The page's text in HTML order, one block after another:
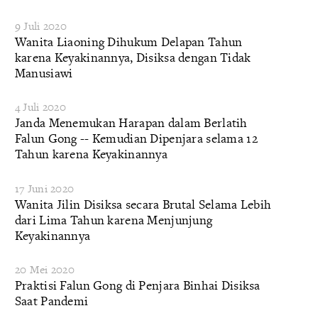
9 Juli 2020
Wanita Liaoning Dihukum Delapan Tahun
karena Keyakinannya, Disiksa dengan Tidak
Manusiawi
4 Juli 2020
Janda Menemukan Harapan dalam Berlatih
Falun Gong -- Kemudian Dipenjara selama 12
Tahun karena Keyakinannya
17 Juni 2020
Wanita Jilin Disiksa secara Brutal Selama Lebih
dari Lima Tahun karena Menjunjung
Keyakinannya
20 Mei 2020
Praktisi Falun Gong di Penjara Binhai Disiksa
Saat Pandemi